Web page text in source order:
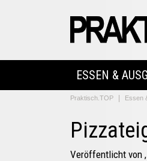
ESSEN &
Praktisch.TOP Essen
Veröffentlicht von